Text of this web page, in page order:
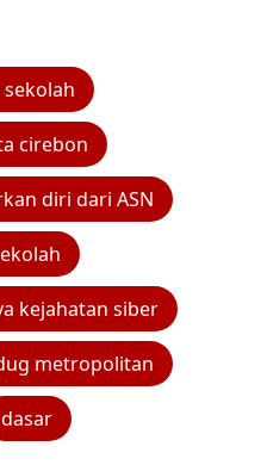
cirebon
diri dari ASN
kejahatan siber
metropolitan
dasar